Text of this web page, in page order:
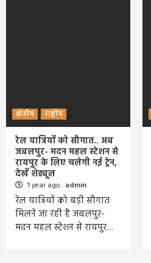
क्षेत्रीय राष्ट्रीय
रेल यात्रियों को सौगात.. अब
जबलपुर- मदन महल स्टेशन से
रायपुर के लिए चलेगी नई ट्रेन,
देखें शेड्यूल
1 year ago admin
रेल यात्रियों को बड़ी सौगात
मिलने जा रही है जबलपुर-
मदन महल स्टेशन से रायपुर…